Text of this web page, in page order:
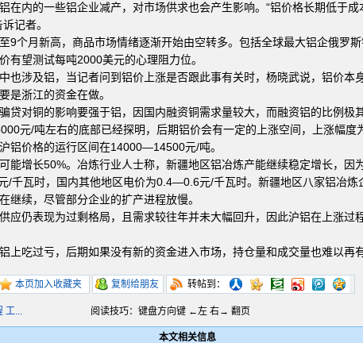
在内的一些铝企业减产，对市场供求也会产生影响。“铝价格长期低于
记者。
9个月新高，商品市场情绪逐渐开始由空转多。包括全球最大铝企俄罗
有望测试每吨2000美元的心理阻力位。
也涉及铝，当记者问到铝价上涨是否跟此事有关时，杨晓武说，铝价本
是浙江的资金在做。
贷对铜的影响要强于铝，因国内融资铜需求量较大，而融资铝的比例极
元/吨左右的底部已经探明，后期铝价会有一定的上涨空间，上涨幅
铝价格的运行区间在14000—14500元/吨。
能增长50%。冶炼行业人士称，新疆地区铝冶炼产能继续稳定增长，因
千瓦时，国内其他地区电价为0.4—0.6元/千瓦时。新疆地区八家铝冶炼
继续，尽管部分企业的扩产进程放慢。
应仍表现为过剩格局，且需求较往年并未大幅回升，因此沪铝在上涨过
上吃过亏，后期如果没有新的资金进入市场，持仓量和成交量也难以再
本页加入收藏夹 复制给朋友 转帖到：
工... 阅读技巧：键盘方向键 ←左 右→ 翻页
本文相关信息